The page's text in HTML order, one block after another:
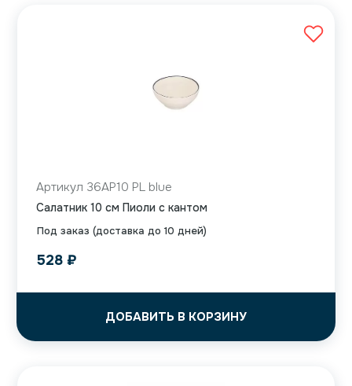
Под заказ (доставка до 10 дней)
Артикул 36AP10 PL blue
Салатник 10 см Пиоли с кантом
528 ₽
ДОБАВИТЬ В КОРЗИНУ